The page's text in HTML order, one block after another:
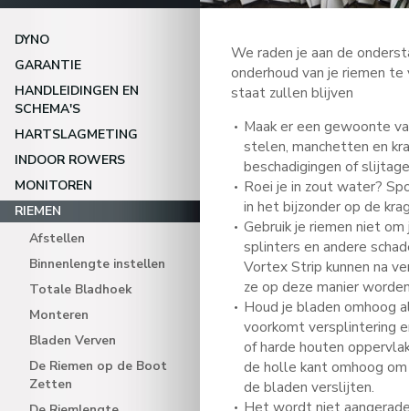
DYNO
GARANTIE
HANDLEIDINGEN EN
SCHEMA'S
HARTSLAGMETING
INDOOR ROWERS
MONITOREN
RIEMEN
Afstellen
Binnenlengte instellen
Totale Bladhoek
Monteren
Bladen Verven
De Riemen op de Boot
Zetten
We raden je aan de
onderhoud van je riemen
staat zullen blijven
Maak er een gewoonte
stelen, manchetten en
beschadigingen of
Roei je in zout water?
in het bijzonder op de
Gebruik je riemen niet
splinters en andere
Vortex Strip kunnen na
ze op deze manier
Houd je bladen omhoog
voorkomt versplintering
of harde houten
de holle kant omhoog
de bladen verslijten.
Het wordt niet